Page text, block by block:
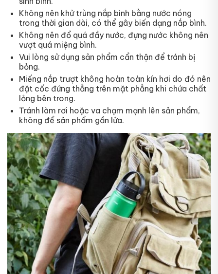
Không nên khử trùng nắp bình bằng nước nóng
trong thời gian dài, có thể gây biến dạng nắp bình.
Không nên đổ quá đầy nước, đựng nước không nên
vượt quá miệng bình.
Vui lòng sử dụng sản phẩm cẩn thận để tránh bị
bỏng.
Miếng nắp trượt không hoàn toàn kín hơi do đó nên
đặt cốc đứng thẳng trên mặt phẳng khi chứa chất
lỏng bên trong.
Tránh làm rơi hoặc va chạm mạnh lên sản phẩm,
không để sản phẩm gần lửa.